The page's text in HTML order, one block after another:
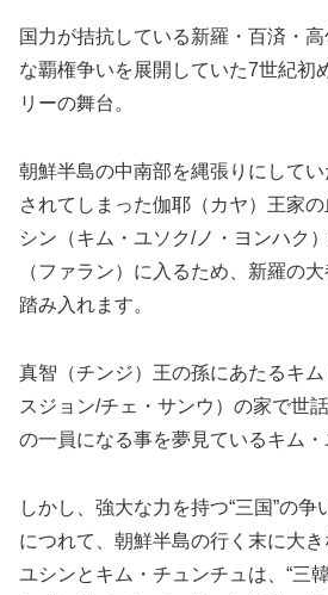
国力が拮抗している新羅・百済・高
な覇権争いを展開していた7世紀初
リーの舞台。
朝鮮半島の中南部を縄張りにして
されてしまった伽耶（カヤ）王家
シン（キム・ユソク/ノ・ヨンハク
（ファラン）に入るため、新羅の
踏み入れます。
真智（チンジ）王の孫にあたるキム
スジョン/チェ・サンウ）の家で世
の一員になる事を夢見ているキム・
しかし、強大な力を持つ“三国”の争
につれて、朝鮮半島の行く末に大
ユシンとキム・チュンチュは、“三